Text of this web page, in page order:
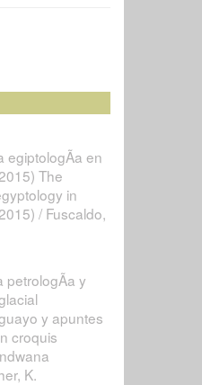
egiptologÃ­a en
The
in
/ Fuscaldo,
petrologÃ­a y
y apuntes
croquis
K.